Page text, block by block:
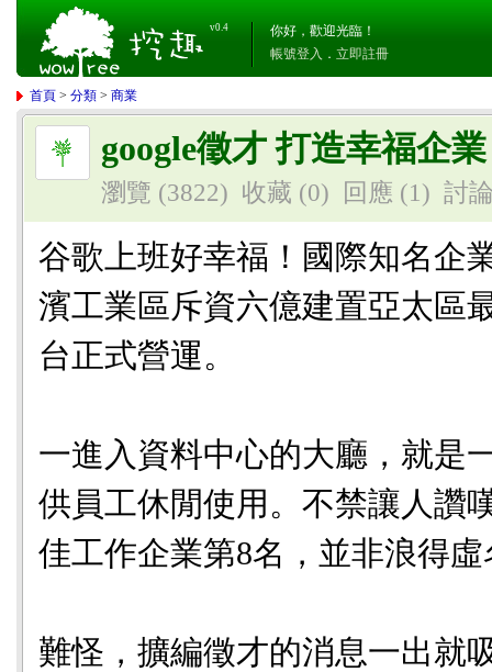
v0.4
你好，歡迎光臨！
帳號登入 ． 立即註冊
首頁 >分類 >商業
google徵才 打造幸福企業
瀏覽 (3822) 收藏 (0) 回應 (1) 討
谷歌上班好幸福！國際知名企
濱工業區斥資六億建置亞太區
台正式營運。
一進入資料中心的大廳，就是
供員工休閒使用。不禁讓人讚
佳工作企業第8名，並非浪得虛
難怪，擴編徵才的消息一出就